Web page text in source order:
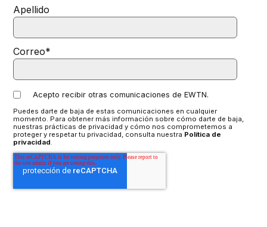
Apellido
Correo*
Acepto recibir otras comunicaciones de EWTN.
Puedes darte de baja de estas comunicaciones en cualquier
momento. Para obtener más información sobre cómo darte de baja,
nuestras prácticas de privacidad y cómo nos comprometemos a
proteger y respetar tu privacidad, consulta nuestra Política de
privacidad